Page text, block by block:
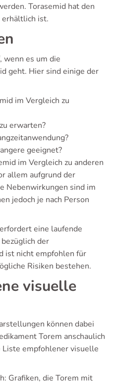
Torasemid hat den
ist.
wenn es um die
geht. Hier sind einige der
im Vergleich zu
erwarten?
geeignet?
im Vergleich zu anderen
allem aufgrund der
Nebenwirkungen sind im
jedoch je nach Person
eine laufende
der
ist nicht empfohlen für
Risiken bestehen.
visuelle
können dabei
Torem anschaulich
Liste empfohlener visuelle
Grafiken, die Torem mit